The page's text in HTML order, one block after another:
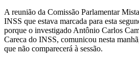
A reunião da Comissão Parlamentar
INSS que estava marcada para esta
porque o investigado Antônio Carlos
Careca do INSS, comunicou nesta
que não comparecerá à sessão.